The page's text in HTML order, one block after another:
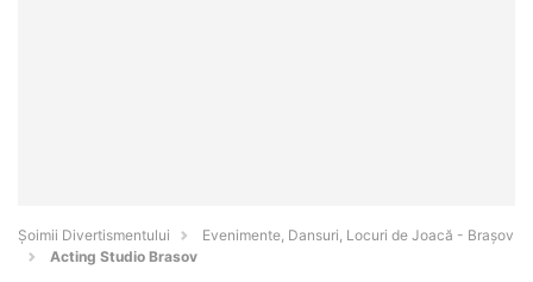
Şoimii Divertismentului
Evenimente, Dansuri, Locuri de Joacă - Braşov
Acting Studio Brasov